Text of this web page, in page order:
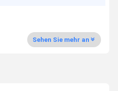
Sehen Sie mehr an